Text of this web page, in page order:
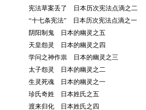
宪法草案丢了 日本历次宪法点滴之二
“十七条宪法” 日本历次宪法点滴之一
阴阳制鬼 日本的幽灵之五
天皇怨灵 日本的幽灵之四
学问之神作祟 日本的幽灵之三
太子怨灵 日本的幽灵之二
生灵死魂 日本的幽灵之一
珍氏奇姓 日本姓氏之五
渡来归化 日本姓氏之四